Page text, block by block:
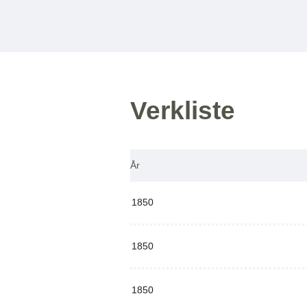
Verkliste
År
1850
1850
1850